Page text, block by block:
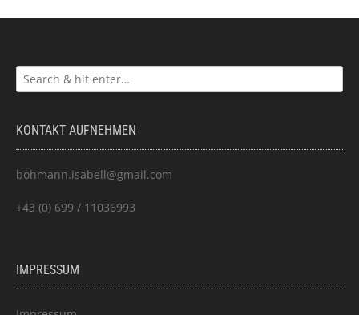
KONTAKT AUFNEHMEN
bohmann.isabell@gmail.com
+43 (0) 699 / 11036993
IMPRESSUM